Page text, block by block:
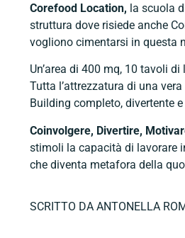
Corefood Location, la scuola
struttura dove risiede anche
vogliono cimentarsi in questa
Un’area di 400 mq, 10 tavoli
Tutta l’attrezzatura di una
Building completo, divertente
Coinvolgere, Divertire,
stimoli la capacità di lavorare
che diventa metafora della
SCRITTO DA ANTONELLA